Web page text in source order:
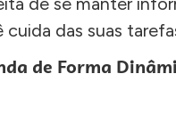
das suas
de Forma